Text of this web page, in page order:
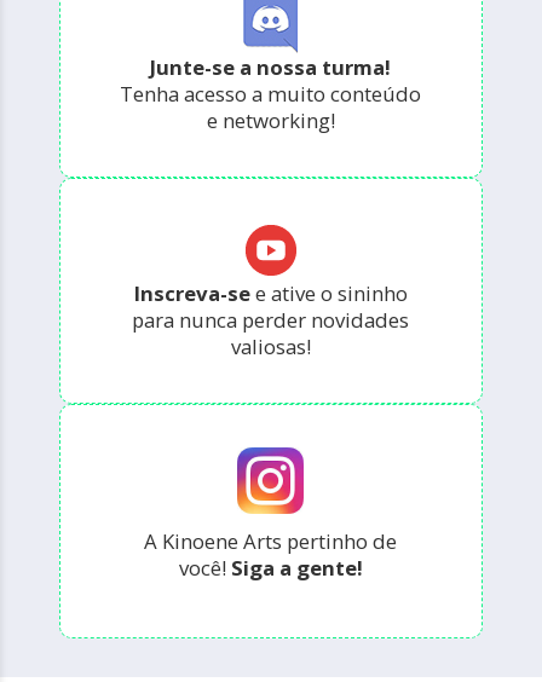
Junte-se a nossa turma!
Tenha acesso a muito conteúdo
e networking!
Inscreva-see ative o sininho
para nunca perder novidades
valiosas!
A Kinoene Arts pertinho de
você! Siga a gente!